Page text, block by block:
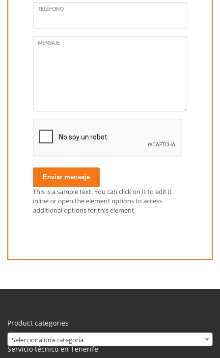
TELÉFONO
MENSAJE
Enviar mensaje
This is a sample text. You can click on it to edit it
inline or open the element options to access
additional options for this element.
Product categories
Selecciona una categoría
Servicio técnico en Tenerife